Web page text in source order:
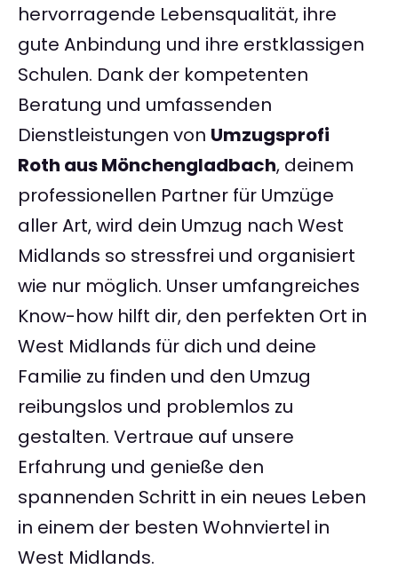
hervorragende Lebensqualität, ihre
gute Anbindung und ihre erstklassigen
Schulen. Dank der kompetenten
Beratung und umfassenden
Dienstleistungen von Umzugsprofi
Roth aus Mönchengladbach, deinem
professionellen Partner für Umzüge
aller Art, wird dein Umzug nach West
Midlands so stressfrei und organisiert
wie nur möglich. Unser umfangreiches
Know-how hilft dir, den perfekten Ort in
West Midlands für dich und deine
Familie zu finden und den Umzug
reibungslos und problemlos zu
gestalten. Vertraue auf unsere
Erfahrung und genieße den
spannenden Schritt in ein neues Leben
in einem der besten Wohnviertel in
West Midlands.